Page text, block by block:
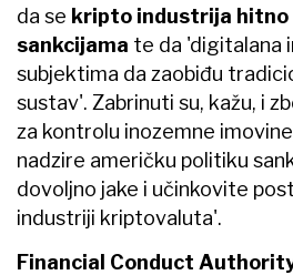
da se kripto industrija hitno
sankcijama te da 'digitalana
subjektima da zaobiđu
sustav'. Zabrinuti su, kažu, i
za kontrolu inozemne
nadzire američku politiku
dovoljno jake i učinkovite
industriji kriptovaluta'.
Financial Conduct